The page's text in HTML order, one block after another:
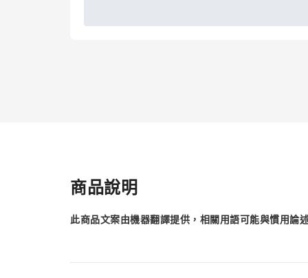
商品說明
此商品文案由機器翻譯提供，相關用語可能與慣用論